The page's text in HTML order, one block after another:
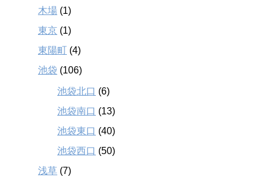
木場 (1)
東京 (1)
東陽町 (4)
池袋 (106)
池袋北口 (6)
池袋南口 (13)
池袋東口 (40)
池袋西口 (50)
浅草 (7)